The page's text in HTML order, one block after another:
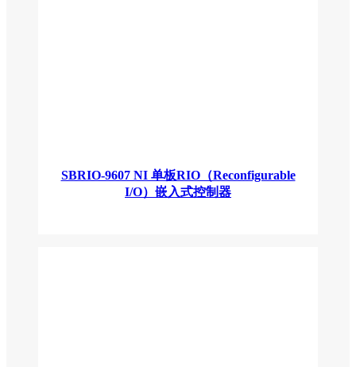
SBRIO-9607 NI 单板RIO（Reconfigurable
I/O）嵌入式控制器